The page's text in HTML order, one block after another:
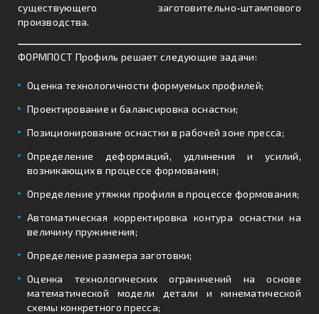
существующего заготовительно-штампового
производства.
ФОРМПОСТ Профиль решает следующие задачи:
Оценка технологичности формуемых профилей;
Проектирование и балансировка оснастки;
Позиционирование оснастки в рабочей зоне пресса;
Определение деформаций, удлинения и усилий,
возникающих в процессе формования;
Определение утяжки профиля в процессе формования;
Автоматическая корректировка контура оснастки на
величину пружинения;
Определение размера заготовки;
Оценка технологических ограничений на основе
математической модели детали и кинематической
схемы конкретного пресса;